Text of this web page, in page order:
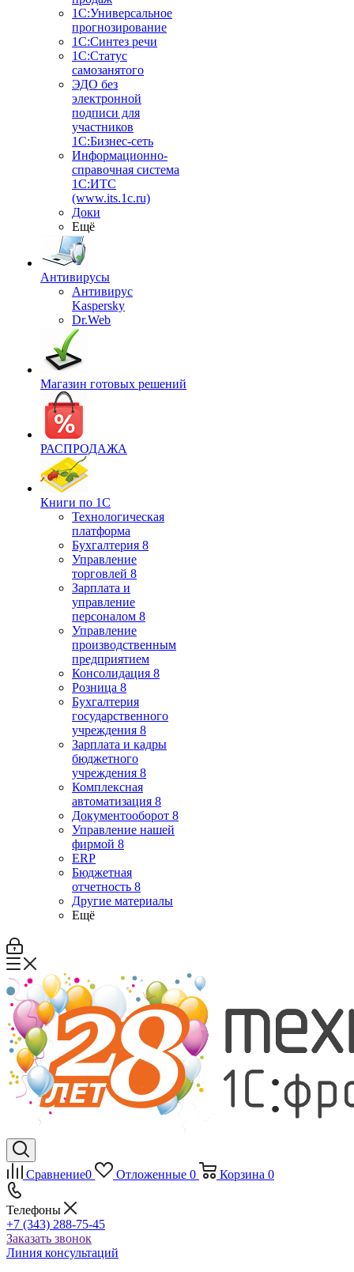
1С:Универсальное
прогнозирование
1С:Синтез речи
1С:Статус
самозанятого
ЭДО без
электронной
подписи для
участников
1С:Бизнес-сеть
Информационно-
справочная система
1С:ИТС
(www.its.1c.ru)
Доки
Ещё
Антивирусы
Антивирус
Kaspersky
Dr.Web
Магазин готовых решений
РАСПРОДАЖА
Книги по 1С
Технологическая
платформа
Бухгалтерия 8
Управление
торговлей 8
Зарплата и
управление
персоналом 8
Управление
производственным
предприятием
Консолидация 8
Розница 8
Бухгалтерия
государственного
учреждения 8
Зарплата и кадры
бюджетного
учреждения 8
Комплексная
автоматизация 8
Документооборот 8
Управление нашей
фирмой 8
ERP
Бюджетная
отчетность 8
Другие материалы
Ещё
Сравнение0 Отложенные 0 Корзина 0
Телефоны
+7 (343) 288-75-45
Заказать звонок
Линия консультаций